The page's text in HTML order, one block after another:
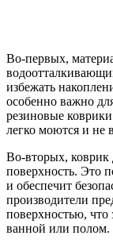
Во-первых,
избежать
особенно важно
резиновые
легко моются и не
Во-вторых, коврик
поверхность. Это
и обеспечит
производители
поверхностью, что
ванной или полом.